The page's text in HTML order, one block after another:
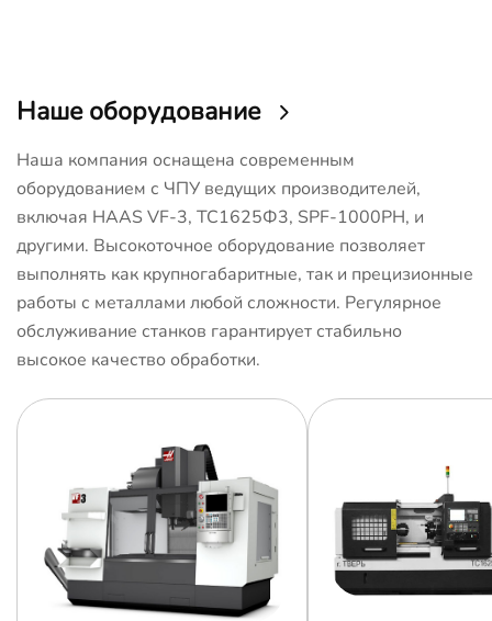
Наше оборудование
Наша компания оснащена современным
оборудованием с ЧПУ ведущих производителей,
включая HAAS VF-3, ТС1625Ф3, SPF-1000PH, и
другими. Высокоточное оборудование позволяет
выполнять как крупногабаритные, так и прецизионные
работы с металлами любой сложности. Регулярное
обслуживание станков гарантирует стабильно
высокое качество обработки.